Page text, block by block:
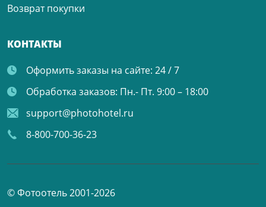
Возврат покупки
КОНТАКТЫ
Оформить заказы на сайте: 24 / 7
Обработка заказов: Пн.- Пт. 9:00 – 18:00
support@photohotel.ru
8-800-700-36-23
© Фотоотель 2001-2026